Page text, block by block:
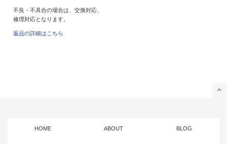
不良・不具合の場合は、交換対応、
修理対応となります。
返品の詳細はこちら
HOME ABOUT BLOG